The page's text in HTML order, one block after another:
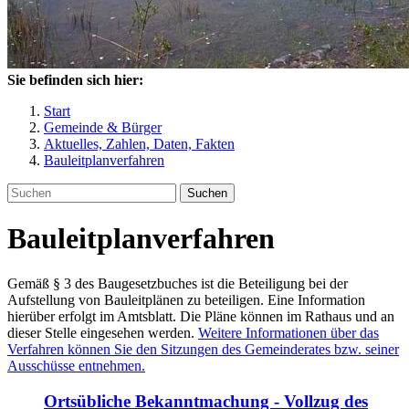
Sie befinden sich hier:
Start
Gemeinde & Bürger
Aktuelles, Zahlen, Daten, Fakten
Bauleitplanverfahren
Suchen
Bauleitplanverfahren
Gemäß § 3 des Baugesetzbuches ist die Beteiligung bei der
Aufstellung von Bauleitplänen zu beteiligen. Eine Information
hierüber erfolgt im Amtsblatt. Die Pläne können im Rathaus und an
dieser Stelle eingesehen werden. Weitere Informationen über das
Verfahren können Sie den Sitzungen des Gemeinderates bzw. seiner
Ausschüsse entnehmen.
Ortsübliche Bekanntmachung - Vollzug des